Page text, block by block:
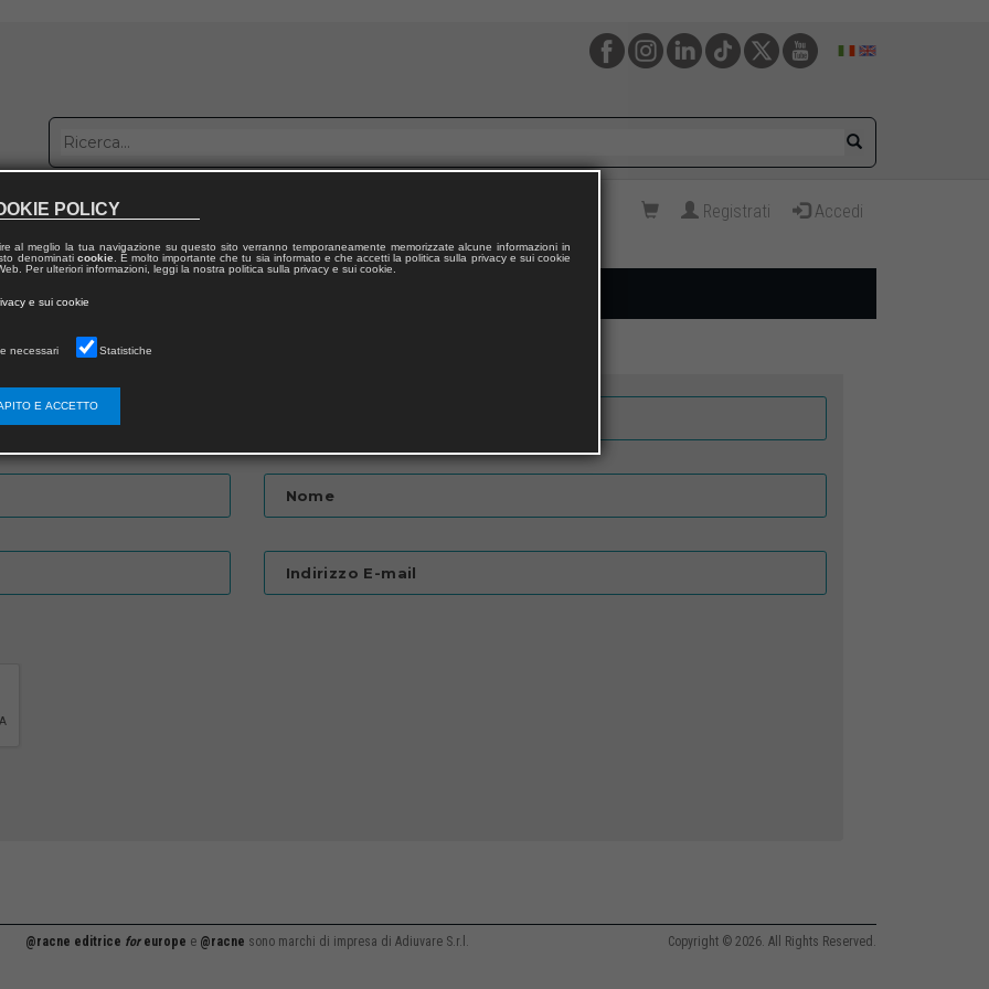
con noi Registrati Accedi
Nome
Indirizzo E-mail
@racne editrice foreurope e @racne sono marchi di impresa di Adiuvare S.r.l. Copyright © 2026. All Rights Reserved.
POLICY
al meglio la tua navigazione su questo sito verranno temporaneamente memorizzate alcune informazioni in
denominati cookie. È molto importante che tu sia informato e che accetti la politica sulla privacy e sui cookie
Per ulteriori informazioni, leggi la nostra politica sulla privacy e sui cookie.
e sui cookie
necessari Statistiche
E ACCETTO